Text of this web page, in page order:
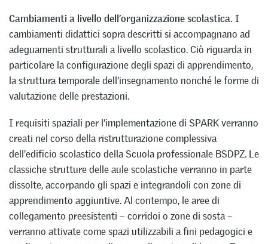
Cambiamenti a livello dell’organizzazione scolastica. I
cambiamenti didattici sopra descritti si accompagnano ad
adeguamenti strutturali a livello scolastico. Ciò riguarda in
particolare la configurazione degli spazi di apprendimento,
la struttura temporale dell’insegnamento nonché le forme di
valutazione delle prestazioni.
I requisiti spaziali per l’implementazione di SPARK verranno
creati nel corso della ristrutturazione complessiva
dell’edificio scolastico della Scuola professionale BSDPZ. Le
classiche strutture delle aule scolastiche verranno in parte
dissolte, accorpando gli spazi e integrandoli con zone di
apprendimento aggiuntive. Al contempo, le aree di
collegamento preesistenti – corridoi o zone di sosta –
verranno attivate come spazi utilizzabili a fini pedagogici e